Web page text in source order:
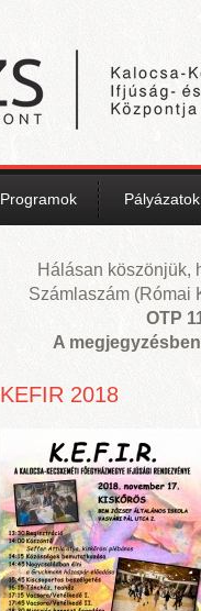
Programok Pályázatok
Hálásan köszönjük,
Számlaszám (Római
OTP
A
KEFIR 2018
Oldalak